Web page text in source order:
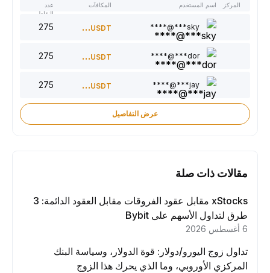
المركز اسم المستخدم المكافآت
النقاط
sky***@****
300USDT
dor***@****
220USDT
jay***@****
150USDT
عرض التفاصيل
مقالات ذات صلة
xStocks مقابل عقود الفروقات مقابل العقود الدائمة: 3
طرق لتداول الأسهم على Bybit
تداول زوج اليورو/دولار: قوة الدولار، وسياسة البنك
المركزي الأوروبي، وما الذي يحرك هذا الزوج